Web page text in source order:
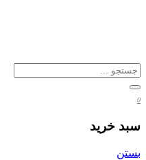
0
سبد خرید
بستن